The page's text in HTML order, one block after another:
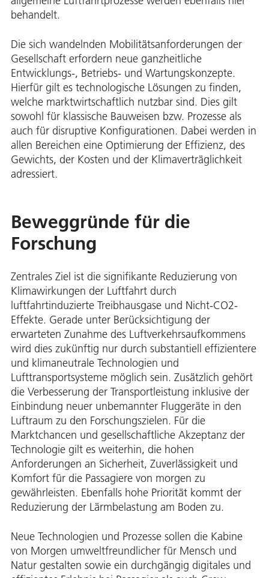
behandelt.
Die sich wandelnden Mobilitätsanforderungen der
Gesellschaft erfordern neue ganzheitliche
Entwicklungs-, Betriebs- und Wartungskonzepte.
Hierfür gilt es technologische Lösungen zu finden,
welche marktwirtschaftlich nutzbar sind. Dies gilt
sowohl für klassische Bauweisen bzw. Prozesse als
auch für disruptive Konfigurationen. Dabei werden in
allen Bereichen eine Optimierung der Effizienz, des
Gewichts, der Kosten und der Klimaverträglichkeit
adressiert.
Beweggründe für die
Forschung
Zentrales Ziel ist die signifikante Reduzierung von
Klimawirkungen der Luftfahrt durch
luftfahrtinduzierte Treibhausgase und Nicht-CO2-
Effekte. Gerade unter Berücksichtigung der
erwarteten Zunahme des Luftverkehrsaufkommens
wird dies zukünftig nur durch substantiell effizientere
und klimaneutrale Technologien und
Lufttransportsysteme möglich sein. Zusätzlich gehört
die Verbesserung der Transportleistung inklusive der
Einbindung neuer unbemannter Fluggeräte in den
Luftraum zu den Forschungszielen. Für die
Marktchancen und gesellschaftliche Akzeptanz der
Technologie gilt es weiterhin, die hohen
Anforderungen an Sicherheit, Zuverlässigkeit und
Komfort für die Passagiere von morgen zu
gewährleisten. Ebenfalls hohe Priorität kommt der
Reduzierung der Lärmbelastung am Boden zu.
Neue Technologien und Prozesse sollen die Kabine
von Morgen umweltfreundlicher für Mensch und
Natur gestalten sowie ein durchgängig digitales und